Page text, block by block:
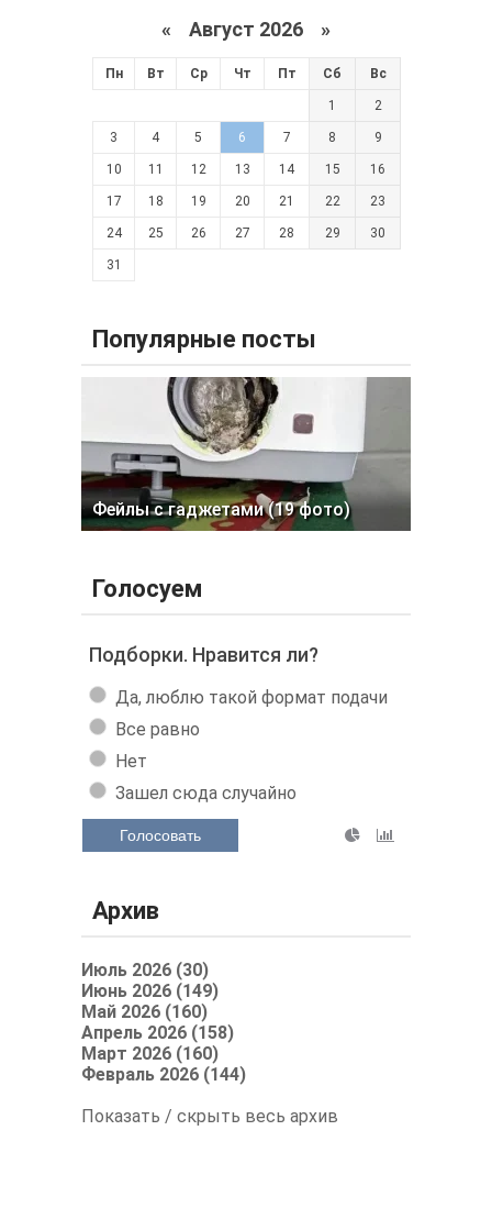
« Август 2026 »
Пн Вт Ср Чт Пт Сб Вс
1 2
3 4 5 6 7 8 9
10 11 12 13 14 15 16
17 18 19 20 21 22 23
24 25 26 27 28 29 30
31
Популярные посты
Фейлы с гаджетами (19 фото)
Голосуем
Подборки. Нравится ли?
Да, люблю такой формат подачи
Все равно
Нет
Зашел сюда случайно
Голосовать
Архив
Июль 2026 (30)
Июнь 2026 (149)
Май 2026 (160)
Апрель 2026 (158)
Март 2026 (160)
Февраль 2026 (144)
Показать / скрыть весь архив